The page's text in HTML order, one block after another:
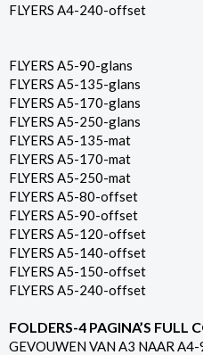
FLYERS A4-240-offset
FLYERS A5-90-glans
FLYERS A5-135-glans
FLYERS A5-170-glans
FLYERS A5-250-glans
FLYERS A5-135-mat
FLYERS A5-170-mat
FLYERS A5-250-mat
FLYERS A5-80-offset
FLYERS A5-90-offset
FLYERS A5-120-offset
FLYERS A5-140-offset
FLYERS A5-150-offset
FLYERS A5-240-offset
FOLDERS-4 PAGINA’S FULL
GEVOUWEN VAN A3 NAAR